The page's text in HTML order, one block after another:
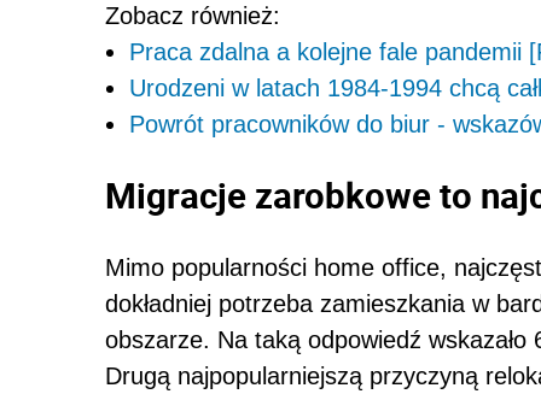
Zobacz również:
Praca zdalna a kolejne fale pandemii
Urodzeni w latach 1984-1994 chcą
Powrót pracowników do biur -
Migracje zarobkowe to
Mimo popularności home office,
dokładniej potrzeba zamieszkania w
obszarze. Na taką odpowiedź
Drugą najpopularniejszą przyczyną